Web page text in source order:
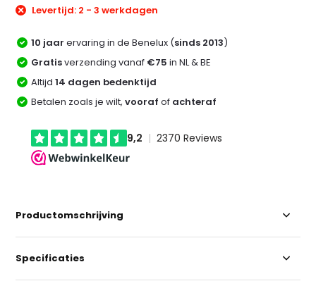
Levertijd: 2 - 3 werkdagen
10 jaar ervaring in de Benelux (sinds 2013)
Gratisverzending vanaf €75 in NL & BE
Altijd14 dagen bedenktijd
Betalen zoals je wilt,vooraf of achteraf
Productomschrijving
Specificaties